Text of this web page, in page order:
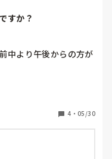
すか？
中より午後からの方が
はほんとにバタバター
感じですか？療育だか
えるようになってる
4 ・ 05/30